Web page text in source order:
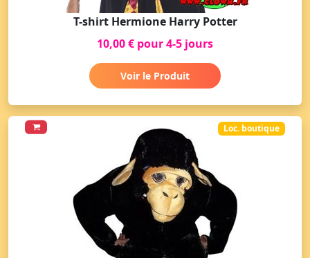
T-shirt Hermione Harry Potter
10,00 € pour 4-5 jours
Voir le Produit
Loc. boutique